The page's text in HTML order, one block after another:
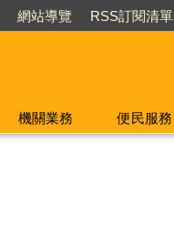
網站導覽 RSS訂閱清單
機關業務 便民服務